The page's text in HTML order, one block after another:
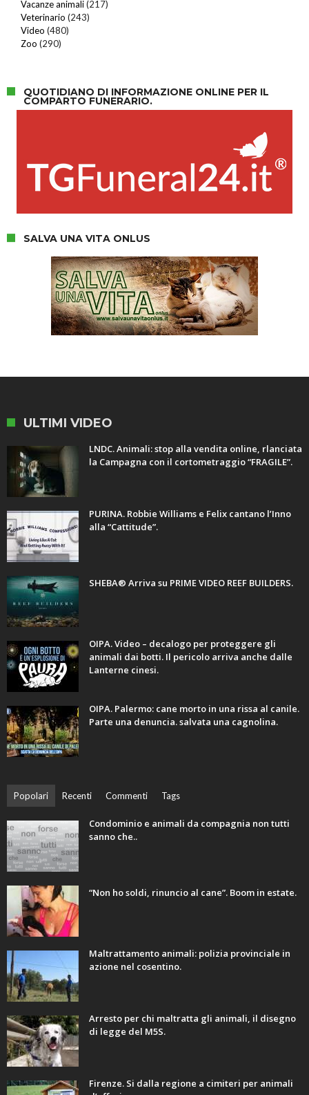
Vacanze animali(217)
Veterinario (243)
Video (480)
Zoo (290)
QUOTIDIANO DI INFORMAZIONE ONLINE PER IL
COMPARTO FUNERARIO.
SALVA UNA VITA ONLUS
ULTIMI VIDEO
LNDC. Animali: stop alla vendita online, rlanciata
la Campagna con il cortometraggio “FRAGILE”.
PURINA. Robbie Williams e Felix cantano l’Inno
alla “Cattitude”.
SHEBA® Arriva su PRIME VIDEO REEF BUILDERS.
OIPA. Video – decalogo per proteggere gli
animali dai botti. Il pericolo arriva anche dalle
Lanterne cinesi.
OIPA. Palermo: cane morto in una rissa al canile.
Parte una denuncia. salvata una cagnolina.
Popolari Recenti Commenti Tags
Condominio e animali da compagnia non tutti
sanno che..
“Non ho soldi, rinuncio al cane”. Boom in estate.
Maltrattamento animali: polizia provinciale in
azione nel cosentino.
Arresto per chi maltratta gli animali, il disegno
di legge del M5S.
Firenze. Si dalla regione a cimiteri per animali